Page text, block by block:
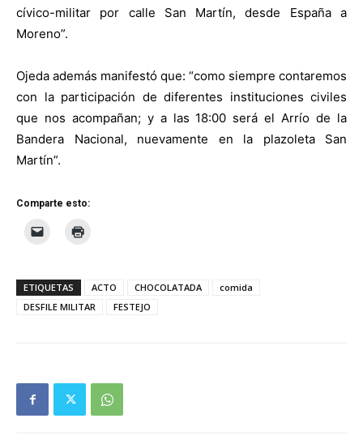
cívico-militar por calle San Martín, desde España a
Moreno”.
Ojeda además manifestó que: “como siempre contaremos
con la participación de diferentes instituciones civiles
que nos acompañan; y a las 18:00 será el Arrío de la
Bandera Nacional, nuevamente en la plazoleta San
Martín”.
Comparte esto:
ETIQUETAS ACTO CHOCOLATADA
comida
DESFILE MILITAR
FESTEJO